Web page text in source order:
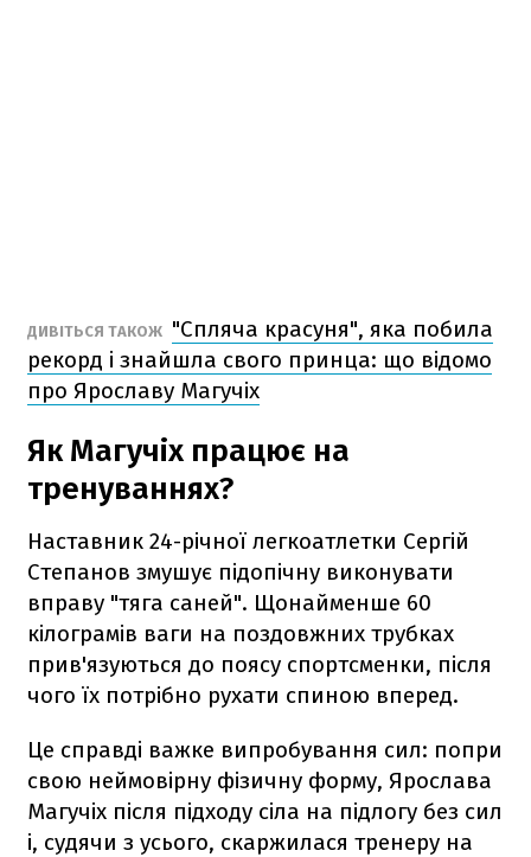
ДИВІТЬСЯ ТАКОЖ "Спляча красуня", яка побила
рекорд і знайшла свого принца: що відомо
про Ярославу Магучіх
Як Магучіх працює на
тренуваннях?
Наставник 24-річної легкоатлетки Сергій
Степанов змушує підопічну виконувати
вправу "тяга саней". Щонайменше 60
кілограмів ваги на поздовжних трубках
прив'язуються до поясу спортсменки, після
чого їх потрібно рухати спиною вперед.
Це справді важке випробування сил: попри
свою неймовірну фізичну форму, Ярослава
Магучіх після підходу сіла на підлогу без сил
і, судячи з усього, скаржилася тренеру на